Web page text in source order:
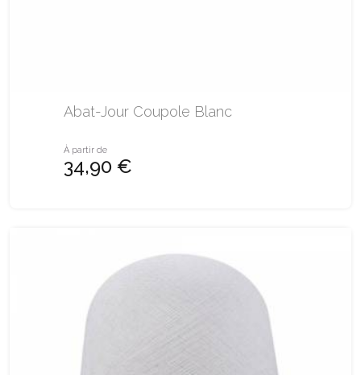
Abat-Jour Coupole Blanc
À partir de
34,90 €